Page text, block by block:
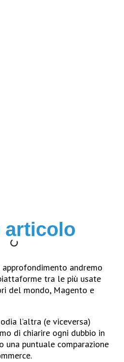
articolo
andremo
tra le più usate
del mondo, Magento e
l’altra (e viceversa)
di chiarire ogni dubbio in
una puntuale comparazione